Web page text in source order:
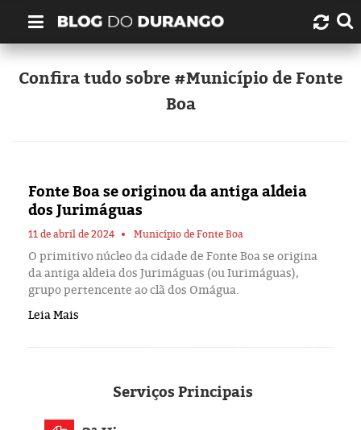
Quem é Durango Duarte?
Links úteis
Artigos
Amazonas
Manaus
Pesquisas
Confira tudo sobre #Município de Fonte
Boa
Fonte Boa se originou da antiga aldeia
dos Jurimáguas
11 de abril de 2024 Município de Fonte Boa
O primitivo núcleo da cidade de Fonte Boa se origina
da antiga aldeia dos Jurimáguas (ou Iurimáguas),
grupo pertencente ao clã dos Omágua.
Leia Mais
ServiçosPrincipais